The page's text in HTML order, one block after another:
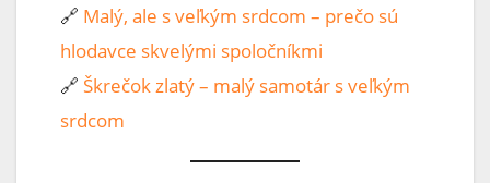
🔗 Malý, ale s veľkým srdcom – prečo sú
hlodavce skvelými spoločníkmi
🔗 Škrečok zlatý – malý samotár s veľkým
srdcom